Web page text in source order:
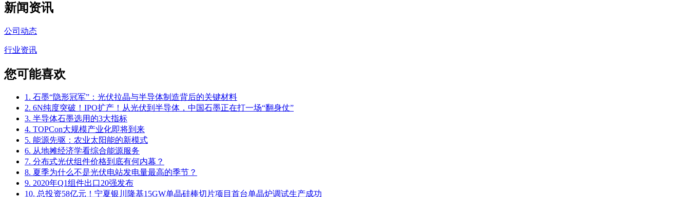
新闻资讯
公司动态
行业资讯
您可能喜欢
1. 石墨“隐形冠军”：光伏拉晶与半导体制造背后的关键材料
2. 6N纯度突破！IPO扩产！从光伏到半导体，中国石墨正在打一场“翻身仗”
3. 半导体石墨选用的3大指标
4. TOPCon大规模产业化即将到来
5. 能源先驱：农业太阳能的新模式
6. 从地摊经济学看综合能源服务
7. 分布式光伏组件价格到底有何内幕？
8. 夏季为什么不是光伏电站发电量最高的季节？
9. 2020年Q1组件出口20强发布
10. 总投资58亿元！宁夏银川隆基15GW单晶硅棒切片项目首台单晶炉调试生产成功